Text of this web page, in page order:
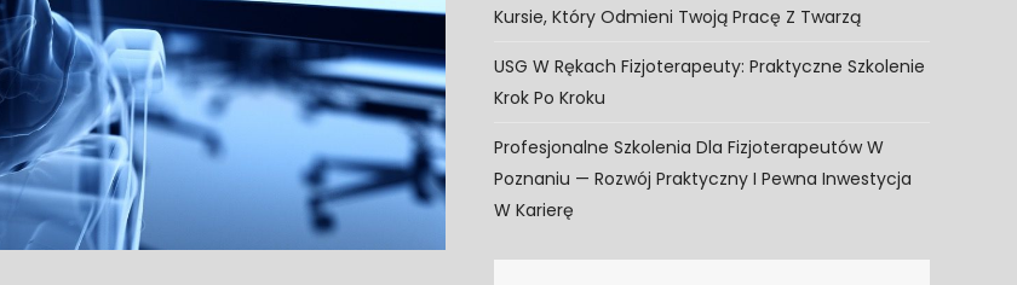
Kursie, Który Odmieni Twoją Pracę Z Twarzą
USG W Rękach Fizjoterapeuty: Praktyczne Szkolenie
Krok Po Kroku
Profesjonalne Szkolenia Dla Fizjoterapeutów W
Poznaniu — Rozwój Praktyczny I Pewna Inwestycja
W Karierę